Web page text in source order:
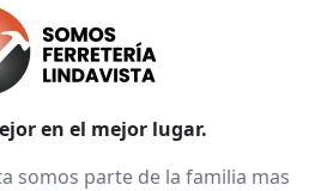
en el mejor lugar.
somos parte de la familia mas